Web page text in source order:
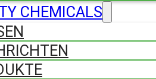
CHEMICALS